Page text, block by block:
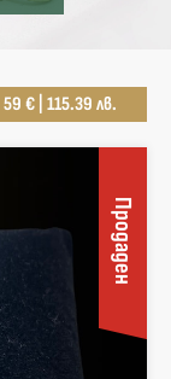
59 € | 115.39 лв.
Продаден